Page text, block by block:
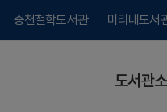
중천철학도서관 미리내도서
도서관